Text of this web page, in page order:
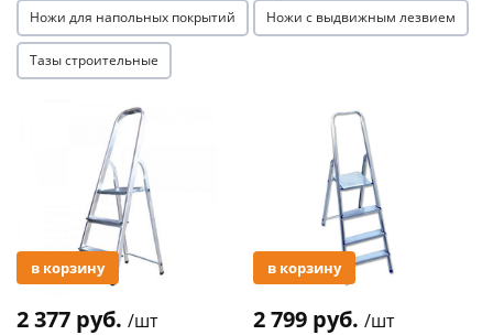
Ножи для напольных покрытий Ножи с выдвижным лезвием
Тазы строительные
в корзину
2 377 руб. /шт
в корзину
2 799 руб. /шт